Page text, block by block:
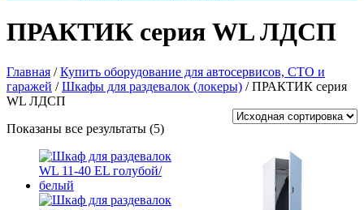
ПРАКТИК серия WL ЛДСП
Главная /Купить оборудование для автосервисов, СТО и
гаражей /Шкафы для раздевалок (локеры) / ПРАКТИК серия
WL ЛДСП
Показаны все результаты (5)